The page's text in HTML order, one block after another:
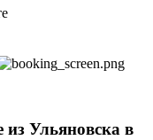
Ульяновска в